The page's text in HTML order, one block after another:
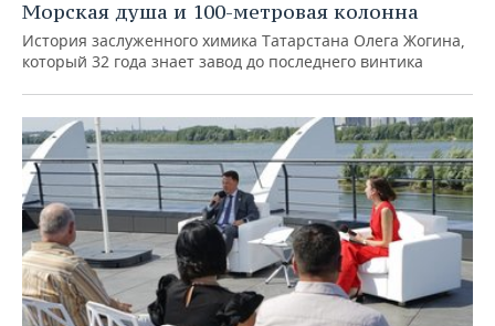
Морская душа и 100-метровая колонна
История заслуженного химика Татарстана Олега Жогина,
который 32 года знает завод до последнего винтика